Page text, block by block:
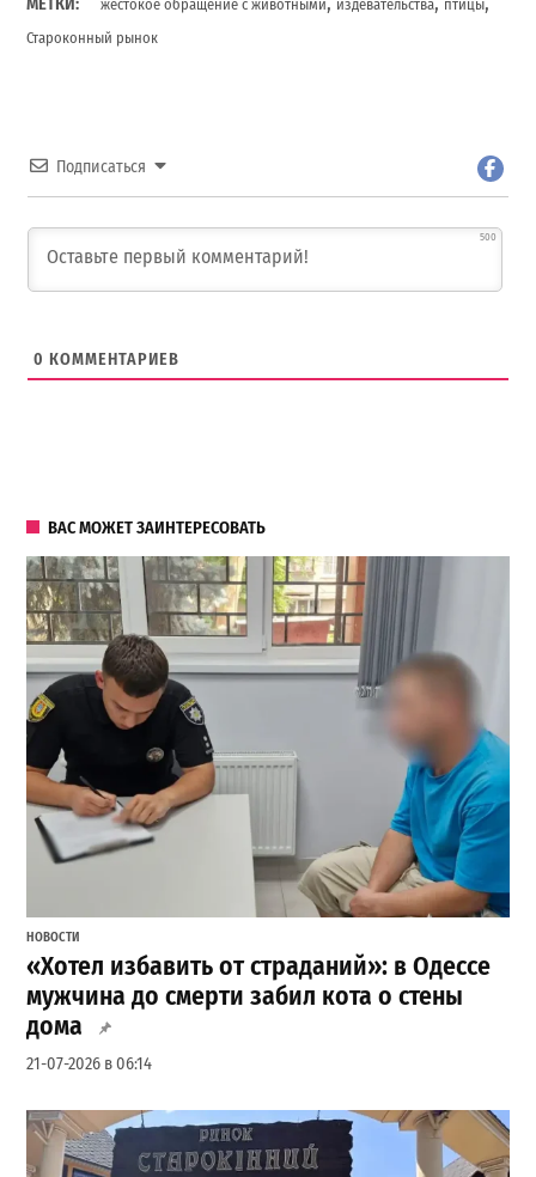
жестокое обращение с животными издевательства птицы
Староконный рынок
Подписаться
500
0 КОММЕНТАРИЕВ
ВАС МОЖЕТ ЗАИНТЕРЕСОВАТЬ
НОВОСТИ
«Хотел избавить от страданий»: в Одессе
мужчина до смерти забил кота о стены
дома
21-07-2026 в 06:14